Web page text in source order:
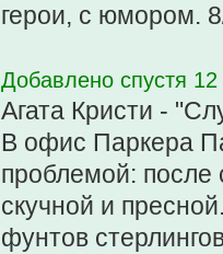
герои, с юмором.
Добавлено спустя
Агата Кристи -
В офис Паркера
проблемой: после
скучной и
фунтов